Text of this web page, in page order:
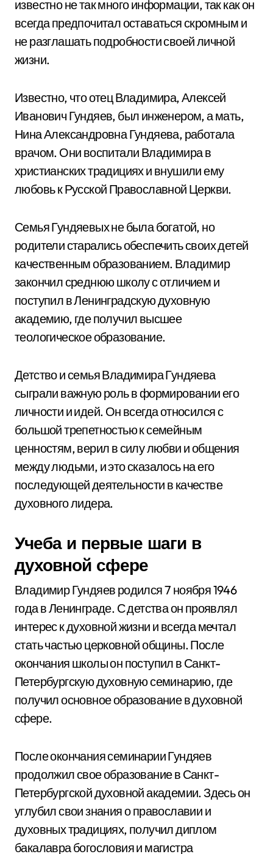
известно не так много информации, так как он
всегда предпочитал оставаться скромным и
не разглашать подробности своей личной
жизни.
Известно, что отец Владимира, Алексей
Иванович Гундяев, был инженером, а мать,
Нина Александровна Гундяева, работала
врачом. Они воспитали Владимира в
христианских традициях и внушили ему
любовь к Русской Православной Церкви.
Семья Гундяевых не была богатой, но
родители старались обеспечить своих детей
качественным образованием. Владимир
закончил среднюю школу с отличием и
поступил в Ленинградскую духовную
академию, где получил высшее
теологическое образование.
Детство и семья Владимира Гундяева
сыграли важную роль в формировании его
личности и идей. Он всегда относился с
большой трепетностью к семейным
ценностям, верил в силу любви и общения
между людьми, и это сказалось на его
последующей деятельности в качестве
духовного лидера.
Учеба и первые шаги в
духовной сфере
Владимир Гундяев родился 7 ноября 1946
года в Ленинграде. С детства он проявлял
интерес к духовной жизни и всегда мечтал
стать частью церковной общины. После
окончания школы он поступил в Санкт-
Петербургскую духовную семинарию, где
получил основное образование в духовной
сфере.
После окончания семинарии Гундяев
продолжил свое образование в Санкт-
Петербургской духовной академии. Здесь он
углубил свои знания о православии и
духовных традициях, получил диплом
бакалавра богословия и магистра